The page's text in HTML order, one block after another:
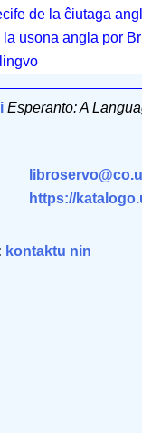
de la ĉiutaga
usona angla por
Esperanto: A
https://
kontaktu nin